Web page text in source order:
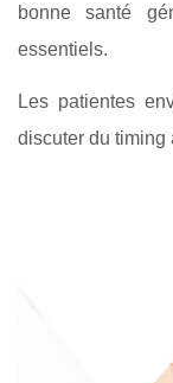
bonne santé
essentiels.
Les patientes
discuter du timing